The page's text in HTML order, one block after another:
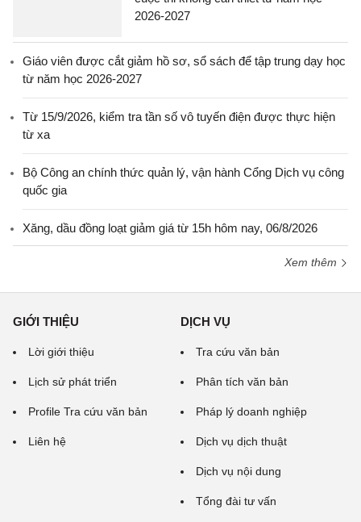
2026-2027
Giáo viên được cắt giảm hồ sơ, sổ sách để tập trung dạy học
từ năm học 2026-2027
Từ 15/9/2026, kiểm tra tần số vô tuyến điện được thực hiện
từ xa
Bộ Công an chính thức quản lý, vận hành Cổng Dịch vụ công
quốc gia
Xăng, dầu đồng loạt giảm giá từ 15h hôm nay, 06/8/2026
Xem thêm
GIỚI THIỆU
Lời giới thiệu
Lịch sử phát triển
Profile Tra cứu văn bản
Liên hệ
DỊCH VỤ
Tra cứu văn bản
Phân tích văn bản
Pháp lý doanh nghiệp
Dịch vụ dịch thuật
Dịch vụ nội dung
Tổng đài tư vấn